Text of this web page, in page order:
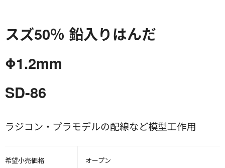
スズ50％ 鉛入りはんだ
Φ1.2mm
SD-86
ラジコン・プラモデルの配線など模型工作用
希望小売価格 オープン